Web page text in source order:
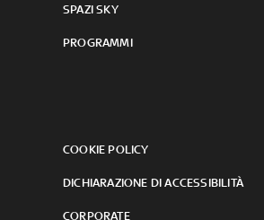
SPAZI SKY
PROGRAMMI
COOKIE POLICY
DICHIARAZIONE DI ACCESSIBILITÀ
CORPORATE